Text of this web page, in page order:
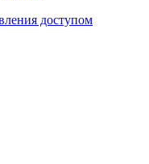
доступом